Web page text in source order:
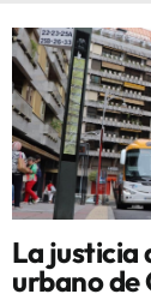
La justicia
urbano de